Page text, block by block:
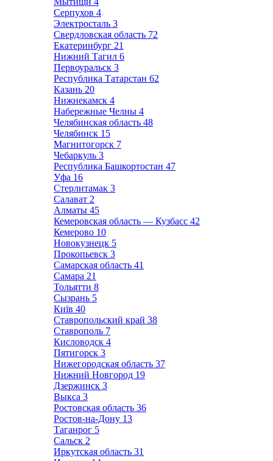
Серпухов 4
Электросталь 3
Свердловская область 72
Екатеринбург 21
Нижний Тагил 6
Первоуральск 3
Республика Татарстан 62
Казань 20
Нижнекамск 4
Набережные Челны 4
Челябинская область 48
Челябинск 15
Магнитогорск 7
Чебаркуль 3
Республика Башкортостан 47
Уфа 16
Стерлитамак 3
Салават 2
Алматы 45
Кемеровская область — Кузбасс 42
Кемерово 10
Новокузнецк 5
Прокопьевск 3
Самарская область 41
Самара 21
Тольятти 8
Сызрань 5
Київ 40
Ставропольский край 38
Ставрополь 7
Кисловодск 4
Пятигорск 3
Нижегородская область 37
Нижний Новгород 19
Дзержинск 3
Выкса 3
Ростовская область 36
Ростов-на-Дону 13
Таганрог 5
Сальск 2
Иркутская область 31